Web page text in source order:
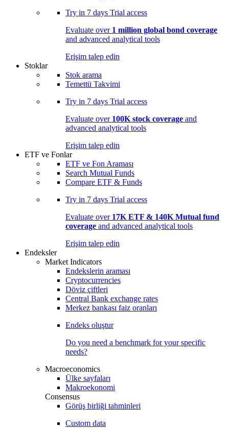
Try in 7 days Trial access
Evaluate over 1 million global bond coverage
and advanced analytical tools
Erişim talep edin
Stoklar
Stok arama
Temettü Takvimi
Try in 7 days Trial access
Evaluate over 100K stock coverage and
advanced analytical tools
Erişim talep edin
ETF ve Fonlar
ETF ve Fon Araması
Search Mutual Funds
Compare ETF & Funds
Try in 7 days Trial access
Evaluate over 17K ETF & 140K Mutual fund
coverage and advanced analytical tools
Erişim talep edin
Endeksler
Market Indicators
Endekslerin araması
Cryptocurrencies
Döviz çiftleri
Central Bank exchange rates
Merkez bankası faiz oranları
Endeks oluştur
Do you need a benchmark for your specific
needs?
Macroeconomics
Ülke sayfaları
Makroekonomi
Consensus
Görüş birliği tahminleri
Custom data